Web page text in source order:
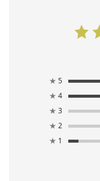
★ 5
★ 4
★ 3
★ 2
★ 1